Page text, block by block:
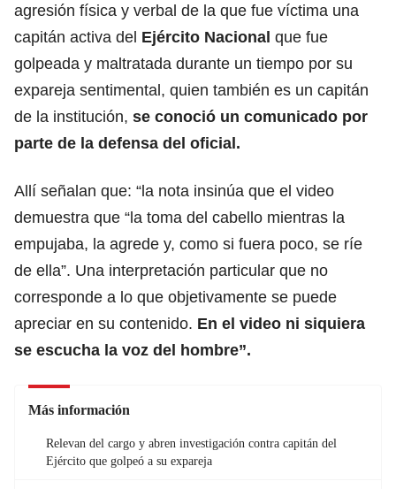
agresión física y verbal de la que fue víctima una
capitán activa del Ejército Nacional que fue
golpeada y maltratada durante un tiempo por su
expareja sentimental, quien también es un capitán
de la institución, se conoció un comunicado por
parte de la defensa del oficial.
Allí señalan que: “la nota insinúa que el video
demuestra que “la toma del cabello mientras la
empujaba, la agrede y, como si fuera poco, se ríe
de ella”. Una interpretación particular que no
corresponde a lo que objetivamente se puede
apreciar en su contenido. En el video ni siquiera
se escucha la voz del hombre”.
Más información
Relevan del cargo y abren investigación contra capitán del
Ejército que golpeó a su expareja